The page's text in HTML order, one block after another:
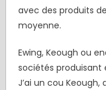
avec des produits
moyenne.
Ewing, Keough ou
sociétés produisant
J’ai un cou